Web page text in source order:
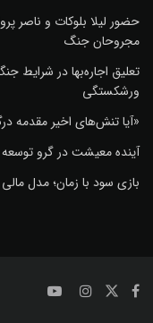
حضور لیلا بلوکات و ناصر
مجروحان جنگ
تعلیق اجاره‌بها در شرایط
ورشکستگی
«آیا تنش‌های اخیر مقدمه
آینده معیشت در گرو
بازی سود با زمان؛ مدل مالی